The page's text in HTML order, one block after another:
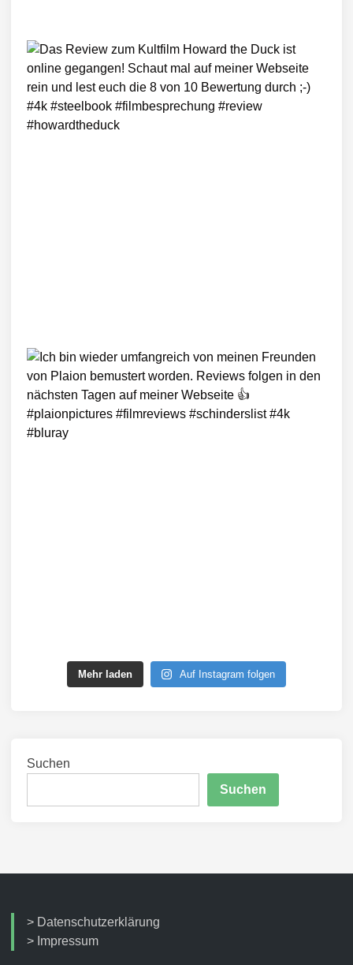
Mehr laden Auf Instagram folgen
Suchen
Suchen
> Datenschutzerklärung
> Impressum